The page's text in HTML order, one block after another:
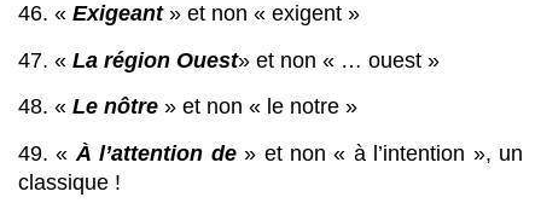
46. « Exigeant » et non « exigent »
47. « La région Ouest» et non « … ouest »
48. « Le nôtre » et non « le notre »
49. « À l’attention de » et non « à l’intention », un
classique !